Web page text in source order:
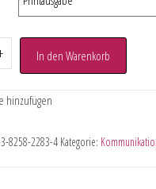
In den Warenkorb
8258-2283-4 Kategorie: